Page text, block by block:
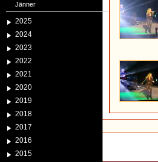
Jänner
2025
2024
2023
2022
2021
2020
2019
2018
2017
2016
2015